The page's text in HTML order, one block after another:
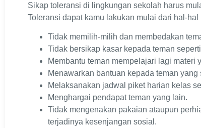
Sikap toleransi di lingkungan sekolah harus
Toleransi dapat kamu lakukan mulai dari hal-hal
Tidak memilih-milih dan membedakan
Tidak bersikap kasar kepada teman
Membantu teman mempelajari lagi materi
Menawarkan bantuan kepada teman
Melaksanakan jadwal piket harian kelas
Menghargai pendapat teman yang lain.
Tidak mengenakan pakaian ataupun
terjadinya kesenjangan sosial.